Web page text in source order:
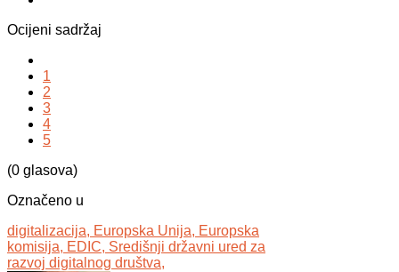
Ocijeni sadržaj
1
2
3
4
5
(0 glasova)
Označeno u
digitalizacija, Europska Unija, Europska
komisija, EDIC, Središnji državni ured za
razvoj digitalnog društva,